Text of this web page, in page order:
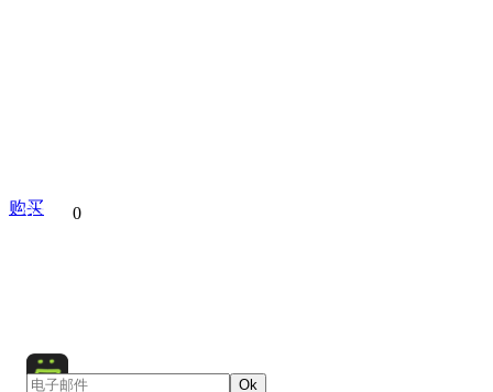
分享到 0
购买
Ok